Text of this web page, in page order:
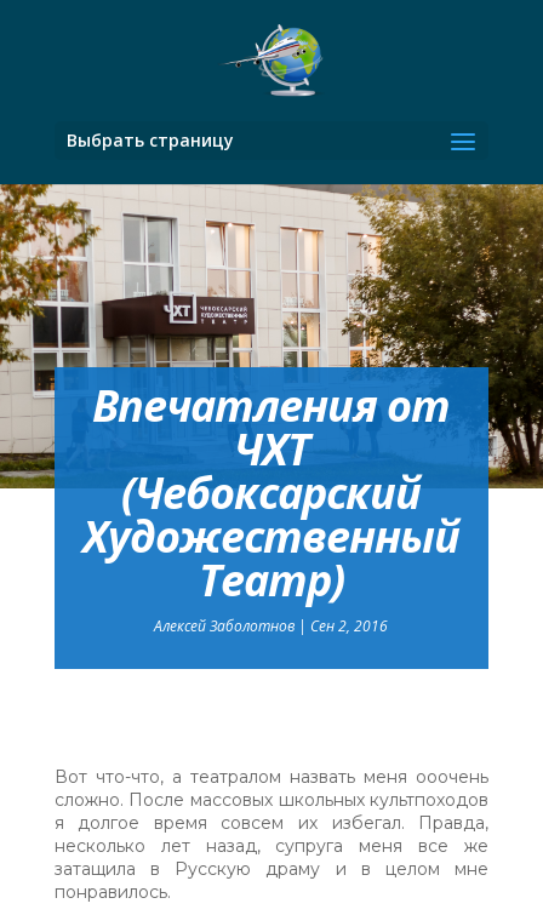
Выбрать страницу
Впечатления от
ЧХТ
(Чебоксарский
Художественный
Театр)
Алексей Заболотнов | Сен 2, 2016
Вот что-что, а театралом назвать меня ооочень
сложно. После массовых школьных культпоходов
я долгое время совсем их избегал. Правда,
несколько лет назад, супруга меня все же
затащила в Русскую драму и в целом мне
понравилось.